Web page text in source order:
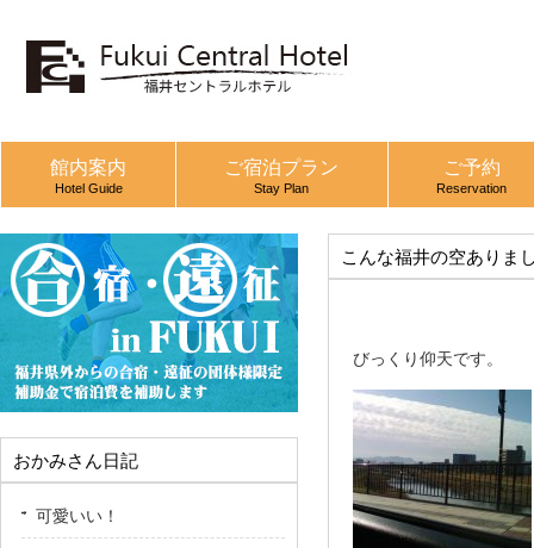
館内案内
Hotel Guide
ご宿泊プラン
Stay Plan
ご予約
Reservation
こんな福井の空ありま
びっくり仰天です。
おかみさん日記
可愛いい！